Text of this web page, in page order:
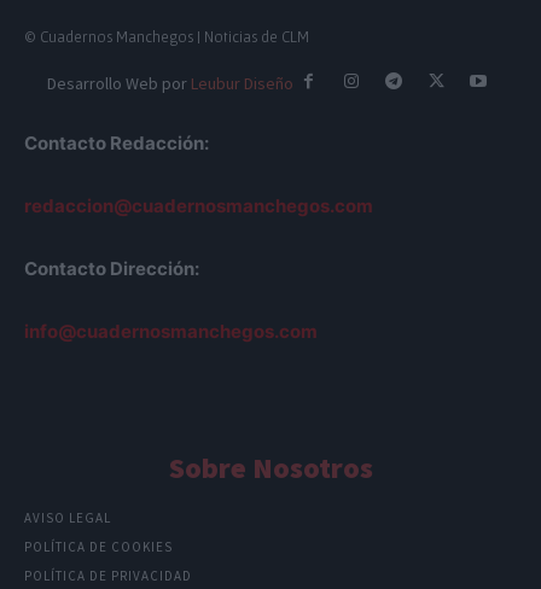
© Cuadernos Manchegos | Noticias de CLM
Desarrollo Web por Leubur Diseño
Contacto Redacción:
redaccion@cuadernosmanchegos.com
Contacto Dirección:
info@cuadernosmanchegos.com
Sobre Nosotros
AVISO LEGAL
POLÍTICA DE COOKIES
POLÍTICA DE PRIVACIDAD